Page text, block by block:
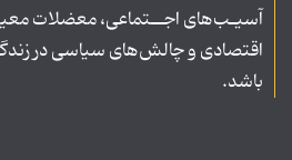
آسیـب‌های اجــتماعی، معضلات
اقتصادی و چالش‌های سیاسی در
باشد.